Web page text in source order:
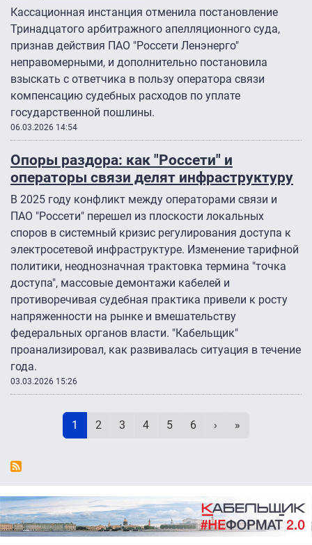
Кассационная инстанция отменила постановление
Тринадцатого арбитражного апелляционного суда,
признав действия ПАО "Россети Ленэнерго"
неправомерными, и дополнительно постановила
взыскать с ответчика в пользу оператора связи
компенсацию судебных расходов по уплате
государственной пошлины.
06.03.2026 14:54
Опоры раздора: как "Россети" и
операторы связи делят инфраструктуру
В 2025 году конфликт между операторами связи и
ПАО "Россети" перешел из плоскости локальных
споров в системный кризис регулирования доступа к
электросетевой инфраструктуре. Изменение тарифной
политики, неоднозначная трактовка термина "точка
доступа", массовые демонтажи кабелей и
противоречивая судебная практика привели к росту
напряженности на рынке и вмешательству
федеральных органов власти. "Кабельщик"
проанализировал, как развивалась ситуация в течение
года.
03.03.2026 15:26
Текущая страница
1 Page
2 Page
3 Page
4 Page
5 Page
6 Следующая
› Последняя
»